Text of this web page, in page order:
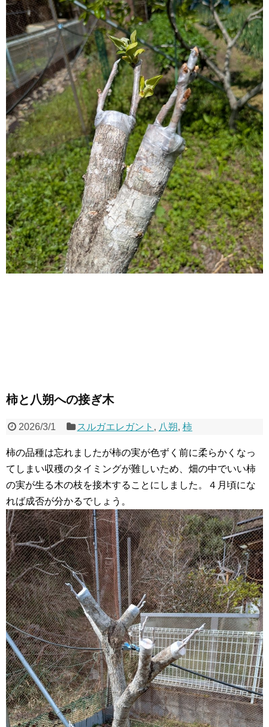
柿と八朔への接ぎ木
2026/3/1 スルガエレガント , 八朔,柿
柿の品種は忘れましたが柿の実が色ずく前に柔らかくなっ
てしまい収穫のタイミングが難しいため、畑の中でいい柿
の実が生る木の枝を接木することにしました。４月頃にな
れば成否が分かるでしょう。